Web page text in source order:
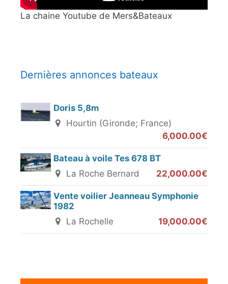
La chaine Youtube de Mers&Bateaux
Dernières annonces bateaux
Doris 5,8m
Hourtin (Gironde; France)
6,000.00€
Bateau à voile Tes 678 BT
La Roche Bernard
22,000.00€
Vente voilier Jeanneau Symphonie
1982
La Rochelle
19,000.00€